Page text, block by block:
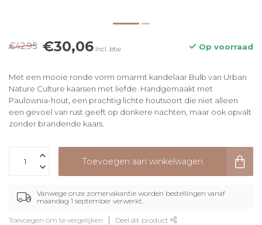
€42,95 €30,06 Incl. btw Op voorraad
Met een mooie ronde vorm omarmt kandelaar Bulb van Urban
Nature Culture kaarsen met liefde. Handgemaakt met
Paulownia-hout, een prachtig lichte houtsoort die niet alleen
een gevoel van rust geeft op donkere nachten, maar ook opvalt
zonder brandende kaars.
Toevoegen aan winkelwagen
Vanwege onze zomervakantie worden bestellingen vanaf
maandag 1 september verwerkt.
Toevoegen om te vergelijken Deel dit product